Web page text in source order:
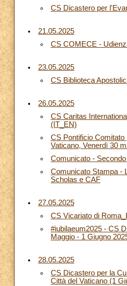
CS Dicastero per
21.05.2025
CS COMECE -
23.05.2025
CS Biblioteca
26.05.2025
CS Caritas
(IT_EN)
CS Pontificio
Vaticano, Venerdì 30
Comunicato -
Comunicato Stampa -
Scholas e CAF
27.05.2025
CS Vicariato di
#iubilaeum2025 - CS
Maggio - 1 Giugno
28.05.2025
CS Dicastero per la
Città del Vaticano (1